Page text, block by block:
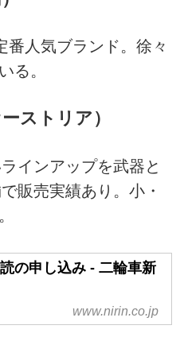
番人気ブランド。徐々
る。
ストリア）
インアップを武器と
販売実績あり。小・
の申し込み - 二輪車新
www.nirin.co.jp